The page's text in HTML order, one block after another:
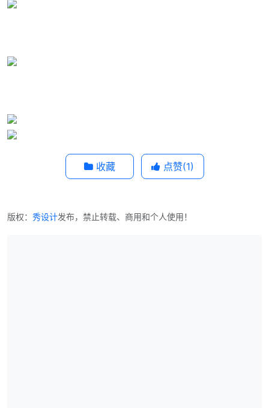
收藏 点赞(1)
版权： 秀设计发布，禁止转载、商用和个人使用！